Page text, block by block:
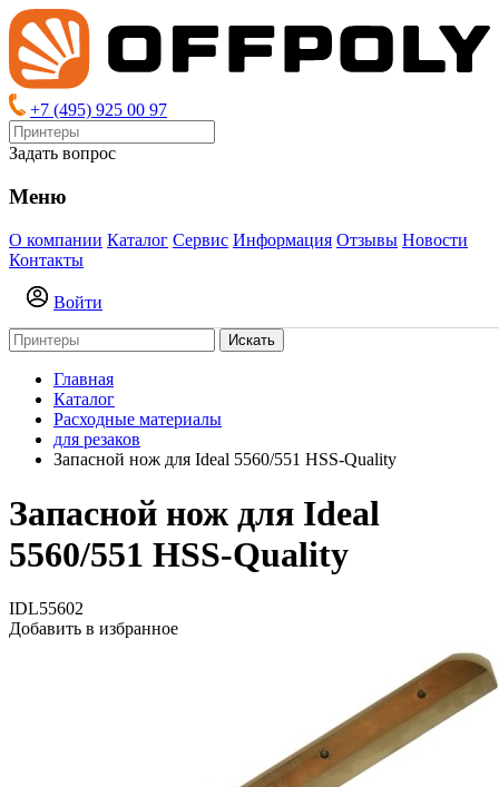
+7 (495) 925 00 97
Задать вопрос
Меню
О компании Каталог Сервис Информация Отзывы Новости
Контакты
Войти
Искать
Главная
Каталог
Расходные материалы
для резаков
Запасной нож для Ideal 5560/551 HSS-Quality
Запасной нож для Ideal
5560/551 HSS-Quality
IDL55602
Добавить в избранное